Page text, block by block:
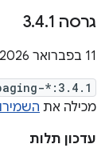
גרסה 3 .4.1
‫11 בפברואר 2026
*:3.4.1
מכילה את
עדכון תלות